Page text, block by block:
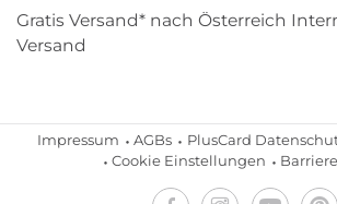
Gratis Versand* nach Österreich
Versand
Impressum AGBs PlusCard
Cookie Einstellungen